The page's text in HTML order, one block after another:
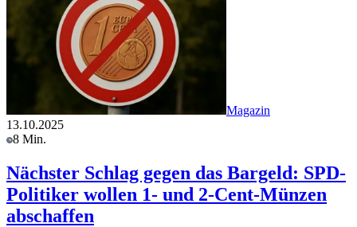
Magazin
13.10.2025
8 Min.
Nächster Schlag gegen das Bargeld: SPD-
Politiker wollen 1- und 2-Cent-Münzen
abschaffen